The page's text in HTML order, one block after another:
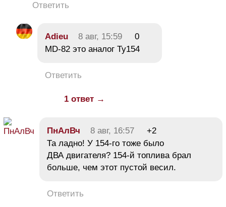
Ответить
Adieu 8 авг, 15:59
0
MD-82 это аналог Ту154
Ответить
1 ответ →
ПнАлВч 8 авг, 16:57
+2
Та ладно! У 154-го тоже было
ДВА двигателя? 154-й топлива брал
больше, чем этот пустой весил.
Ответить